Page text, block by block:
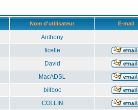
Nom d'utilisateur E-mail
Anthony
ficelle
David
MacADSL
billboc
COLLIN